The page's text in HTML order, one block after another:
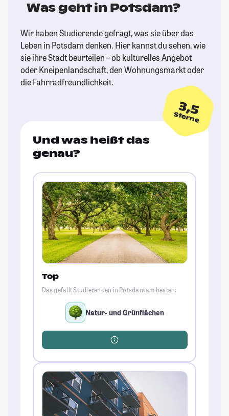
Was geht in Potsdam?
Wir haben Studierende gefragt, was sie über das
Leben in Potsdam denken. Hier kannst du sehen, wie
sie ihre Stadt beurteilen – ob kulturelles Angebot
oder Kneipenlandschaft, den Wohnungsmarkt oder
die Fahrradfreundlichkeit.
3,5
Sterne
Und was heißt das
genau?
Top
Das gefällt Studierenden in Potsdam am besten:
Natur- und Grünflächen